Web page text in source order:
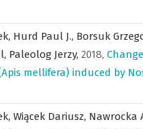
Hurd Paul J., Borsuk
Paleolog Jerzy, 2018,
mellifera) induced by
Wiącek Dariusz, Nawrocka